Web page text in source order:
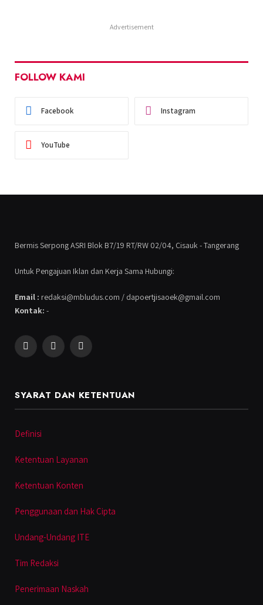
Advertisement
FOLLOW KAMI
Facebook Instagram
YouTube
Bermis Serpong ASRI Blok B7/19 RT/RW 02/04, Cisauk - Tangerang
Untuk Pengajuan Iklan dan Kerja Sama Hubungi:
Email : redaksi@mbludus.com / dapoertjisaoek@gmail.com
Kontak: -
FacebookInstagramYouTube
SYARAT DAN KETENTUAN
Definisi
Ketentuan Layanan
Ketentuan Konten
Penggunaan dan Hak Cipta
Undang-Undang ITE
Tim Redaksi
Penerimaan Naskah